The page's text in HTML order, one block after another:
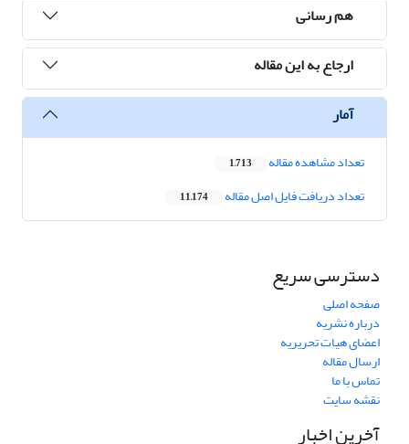
هم رسانی
ارجاع به این مقاله
آمار
تعداد مشاهده مقاله 1,713
تعداد دریافت فایل اصل مقاله 11,174
دسترسی سریع
صفحه اصلی
درباره نشریه
اعضای هیات تحریریه
ارسال مقاله
تماس با ما
نقشه سایت
آخرین اخبار